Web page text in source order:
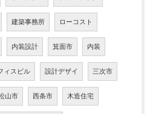
建築事務所 ローコスト
内装設計 箕面市 内装
ィスビル 設計デザイ 三次市
山市 西条市 木造住宅